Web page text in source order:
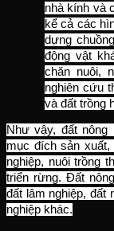
nhà kính và
kể cả các
dựng
động vật
chăn nuôi,
nghiên cứu
và đất trồng
Như vậy, đất
mục đích sản xuất,
nghiệp, nuôi trồng
triển rừng. Đất
đất lâm nghiệp, đất
nghiệp khác.